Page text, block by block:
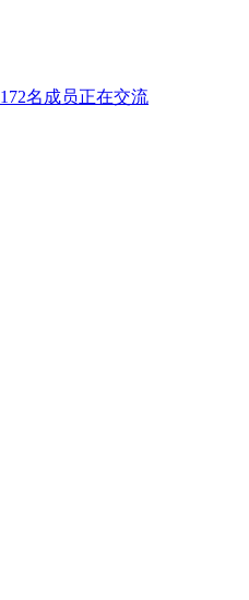
172名成员正在交流